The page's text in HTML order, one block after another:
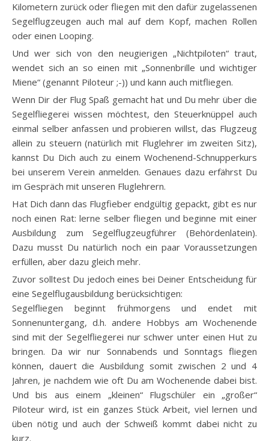
Kilometern zurück oder fliegen mit den dafür zugelassenen
Segelflugzeugen auch mal auf dem Kopf, machen Rollen
oder einen Looping.
Und wer sich von den neugierigen „Nichtpiloten“ traut,
wendet sich an so einen mit „Sonnenbrille und wichtiger
Miene“ (genannt Piloteur ;-)) und kann auch mitfliegen.
Wenn Dir der Flug Spaß gemacht hat und Du mehr über die
Segelfliegerei wissen möchtest, den Steuerknüppel auch
einmal selber anfassen und probieren willst, das Flugzeug
allein zu steuern (natürlich mit Fluglehrer im zweiten Sitz),
kannst Du Dich auch zu einem Wochenend-Schnupperkurs
bei unserem Verein anmelden. Genaues dazu erfährst Du
im Gespräch mit unseren Fluglehrern.
Hat Dich dann das Flugfieber endgültig gepackt, gibt es nur
noch einen Rat: lerne selber fliegen und beginne mit einer
Ausbildung zum Segelflugzeugführer (Behördenlatein).
Dazu musst Du natürlich noch ein paar Voraussetzungen
erfüllen, aber dazu gleich mehr.
Zuvor solltest Du jedoch eines bei Deiner Entscheidung für
eine Segelflugausbildung berücksichtigen:
Segelfliegen beginnt frühmorgens und endet mit
Sonnenuntergang, d.h. andere Hobbys am Wochenende
sind mit der Segelfliegerei nur schwer unter einen Hut zu
bringen. Da wir nur Sonnabends und Sonntags fliegen
können, dauert die Ausbildung somit zwischen 2 und 4
Jahren, je nachdem wie oft Du am Wochenende dabei bist.
Und bis aus einem „kleinen“ Flugschüler ein „großer“
Piloteur wird, ist ein ganzes Stück Arbeit, viel lernen und
üben nötig und auch der Schweiß kommt dabei nicht zu
kurz.